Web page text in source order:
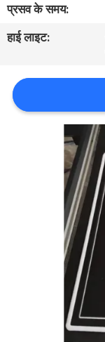
गुणवत्ता
संपर्क
प्रसव के समय:
हाई लाइट: